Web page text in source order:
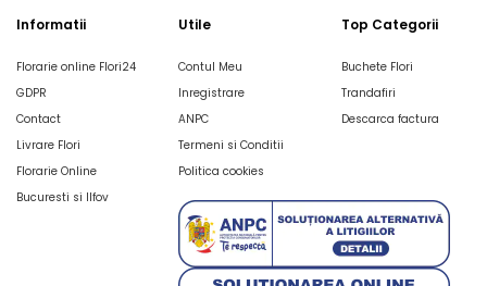
Informatii
Florarie online Flori24
GDPR
Contact
Livrare Flori
Florarie Online
Bucuresti si Ilfov
Utile
Contul Meu
Inregistrare
ANPC
Termeni si Conditii
Politica cookies
Top Categorii
Buchete Flori
Trandafiri
Descarca factura